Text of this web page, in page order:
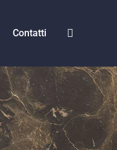
Contatti